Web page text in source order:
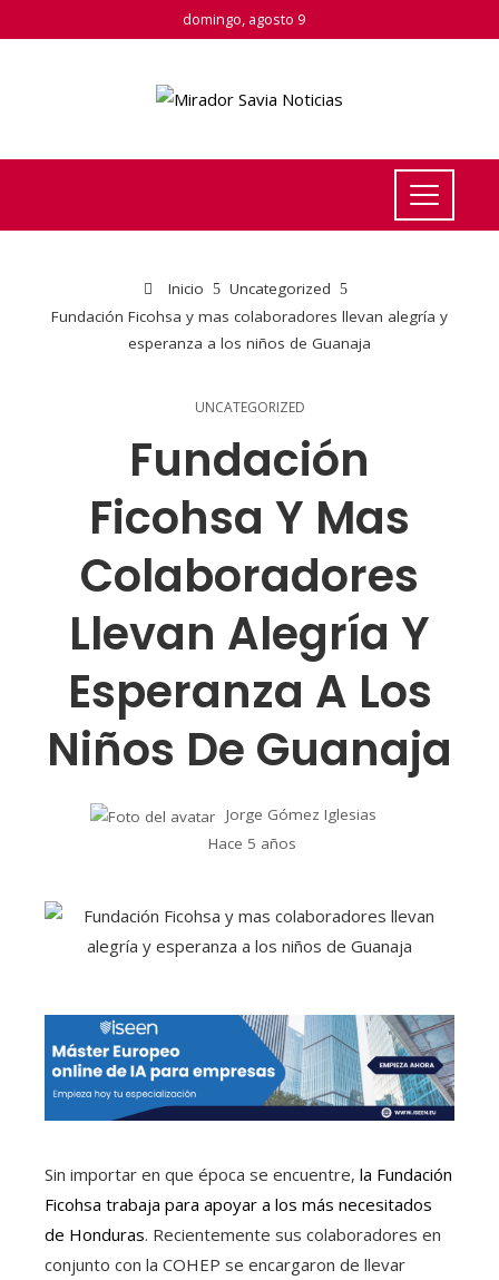
domingo, agosto 9
Inicio
Uncategorized
Fundación Ficohsa y mas colaboradores llevan alegría y
esperanza a los niños de Guanaja
UNCATEGORIZED
Fundación
Ficohsa Y Mas
Colaboradores
Llevan Alegría Y
Esperanza A Los
Niños De Guanaja
Jorge Gómez Iglesias
Hace 5 años
Sin importar en que época se encuentre, la Fundación
Ficohsa trabaja para apoyar a los más necesitados
de Honduras. Recientemente sus colaboradores en
conjunto con la COHEP se encargaron de llevar